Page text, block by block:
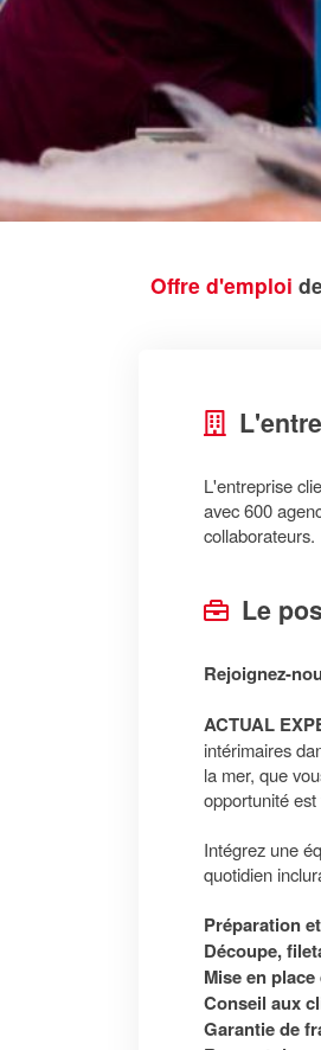
Offre d'emploi
L'entreprise
avec 600
collaborateurs.
Le
Rejoignez-
ACTUAL
intérimaires
la mer, que
opportunité
Intégrez une
quotidien
Préparation
Découpe,
Mise en
Conseil aux
Garantie de